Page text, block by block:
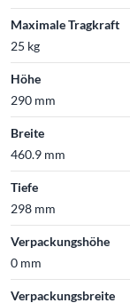
Maximale Tragkraft
25 kg
Höhe
290 mm
Breite
460.9 mm
Tiefe
298 mm
Verpackungshöhe
0 mm
Verpackungsbreite